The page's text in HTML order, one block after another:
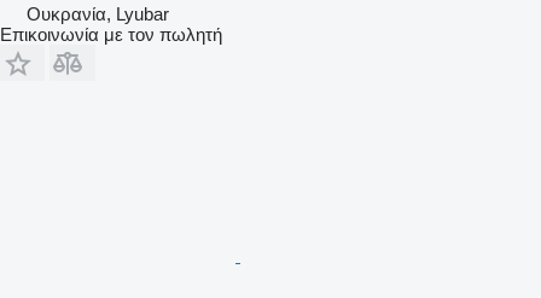
Ουκρανία, Lyubar
Επικοινωνία με τον πωλητή